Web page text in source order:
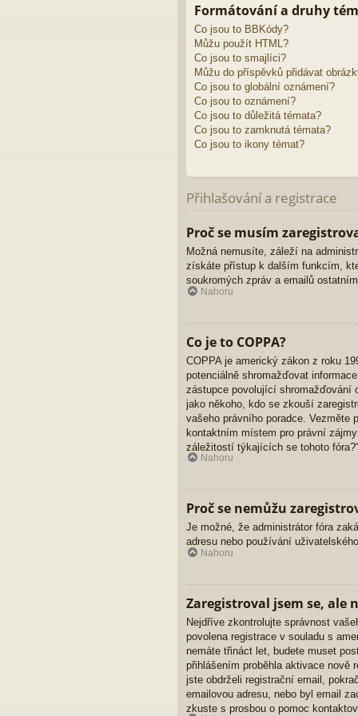
Formátování a druhy
Co jsou to BBKódy?
Můžu použít HTML?
Co jsou to smajlíci?
Můžu do příspěvků přidávat
Co jsou to globální oznámení?
Co jsou to oznámení?
Co jsou to důležitá témata?
Co jsou to zamknutá témata?
Co jsou to ikony témat?
Přihlašování a registrace
Proč se musím
Možná nemusíte, záleží na
získáte přístup k dalším funkcím,
soukromých zpráv a emailů
Nahoru
Co je to COPPA?
COPPA je americký zákon z roku
potenciálně shromažďovat
zástupce povolující shromažďování
jako někoho, kdo se zkouší
vašeho právního poradce. Vezměte
kontaktním místem pro právní
záležitostí týkajících se tohoto
Nahoru
Proč se nemůžu
Je možné, že administrátor fóra
adresu nebo používání
Nahoru
Zaregistroval jsem se, ale
Nejdříve zkontrolujte správnost
povolena registrace v souladu s
nemáte třináct let, budete muset
přihlášením proběhla aktivace nově
jste obdrželi registrační email,
emailovou adresu, nebo byl email
zkuste s prosbou o pomoc